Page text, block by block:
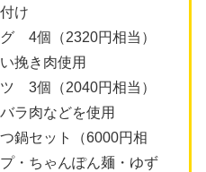
け
4個（2320円相当）
挽き肉使用
3個（2040円相当）
ラ肉などを使用
鍋セット（6000円相
・ちゃんぽん麺・ゆず